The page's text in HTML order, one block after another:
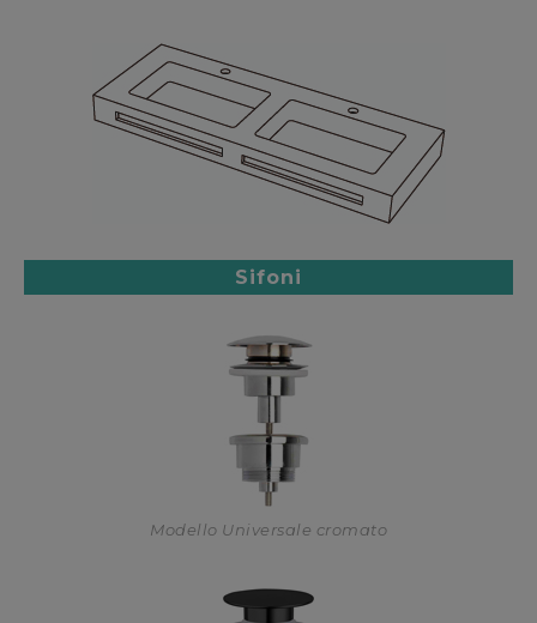
Sifoni
Modello Universale cromato